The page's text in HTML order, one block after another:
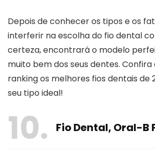
Depois de conhecer os tipos e os
interferir na escolha do fio dental
certeza, encontrará o modelo
muito bem dos seus dentes. Confira
ranking os melhores fios dentais de
seu tipo ideal!
10 Fio Dental, Oral-B